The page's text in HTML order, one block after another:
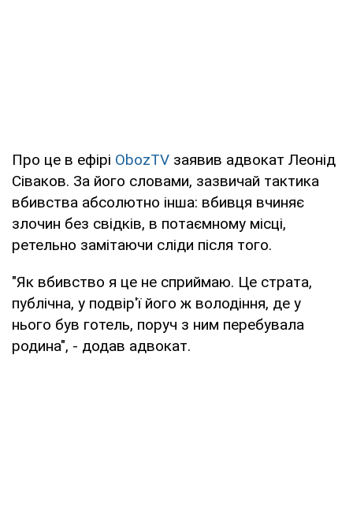
Про це в ефірі ObozTV заявив адвокат Леонід
Сіваков. За його словами, зазвичай тактика
вбивства абсолютно інша: вбивця вчиняє
злочин без свідків, в потаємному місці,
ретельно замітаючи сліди після того.
"Як вбивство я це не сприймаю. Це страта,
публічна, у подвір'ї його ж володіння, де у
нього був готель, поруч з ним перебувала
родина", - додав адвокат.